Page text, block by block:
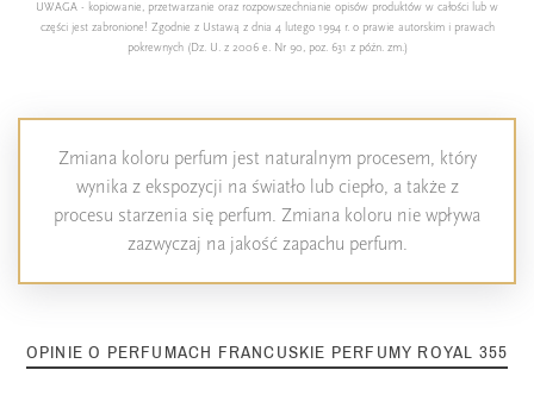
UWAGA - kopiowanie, przetwarzanie oraz rozpowszechnianie opisów produktów w całości lub w
części jest zabronione! Zgodnie z Ustawą z dnia 4 lutego 1994 r. o prawie autorskim i prawach
pokrewnych (Dz. U. z 2006 e. Nr 90, poz. 631 z późn. zm.)
Zmiana koloru perfum jest naturalnym procesem, który
wynika z ekspozycji na światło lub ciepło, a także z
procesu starzenia się perfum. Zmiana koloru nie wpływa
zazwyczaj na jakość zapachu perfum.
OPINIE O PERFUMACH FRANCUSKIE PERFUMY ROYAL 355